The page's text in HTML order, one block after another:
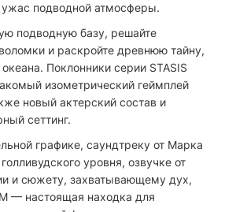
подводной атмосферы.
подводную базу, решайте
и раскройте древнюю тайну,
Поклонники серии STASIS
изометрический геймплей
новый актерский состав и
сеттинг.
графике, саундтреку от Марка
уровня, озвучке от
и сюжету, захватывающему дух,
— настоящая находка для